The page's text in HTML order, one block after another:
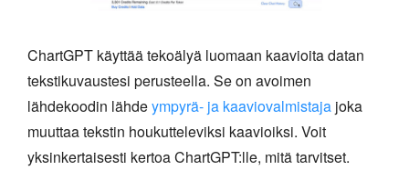
ChartGPT käyttää tekoälyä luomaan kaavioita datan
tekstikuvaustesi perusteella. Se on avoimen
lähdekoodin lähdeympyrä- ja kaaviovalmistaja joka
muuttaa tekstin houkutteleviksi kaavioiksi. Voit
yksinkertaisesti kertoa ChartGPT:lle, mitä tarvitset.